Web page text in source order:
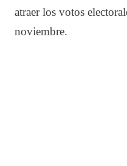
atraer los votos
noviembre.